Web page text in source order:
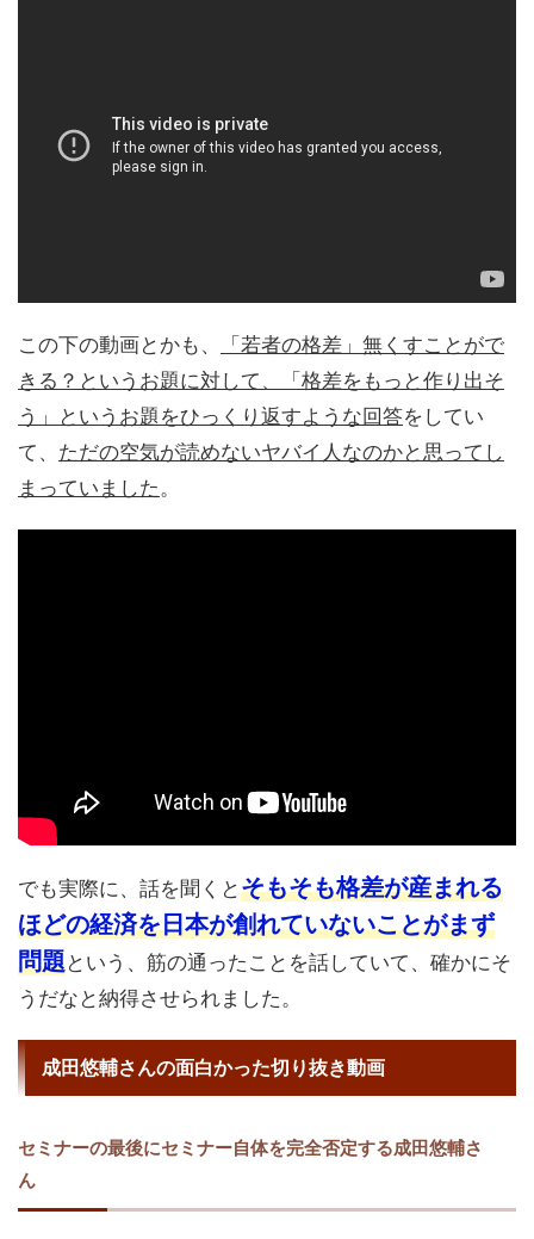
この下の動画とかも、
「若者の格差」無くすことがで
きる？というお題に対して、「格差をもっと作り出そ
う」というお題をひっくり返すような回答をしてい
て、 ただの空気が読めないヤバイ人なのかと思ってし
まっていました 。
でも実際に、話を聞くとそもそも格差が産まれる
ほどの経済を日本が創れていないことがまず
問題という、筋の通ったことを話していて、確かにそ
うだなと納得させられました。
成田悠輔さんの面白かった切り抜き動画
セミナーの最後にセミナー自体を完全否定する成田悠輔さ
ん